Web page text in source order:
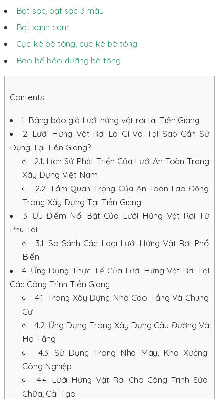
Bạt sọc, bạt sọc 3 màu
Bạt xanh cam
Cục kê bê tông, cục kê bê tông
Bao bố bảo dưỡng bê tông
Contents
1. Bảng báo giá Lưới hứng vật rơi tại Tiền Giang
2. Lưới Hứng Vật Rơi Là Gì Và Tại Sao Cần Sử
Dụng Tại Tiền Giang?
2.1. Lịch Sử Phát Triển Của Lưới An Toàn Trong
Xây Dựng Việt Nam
2.2. Tầm Quan Trọng Của An Toàn Lao Động
Trong Xây Dựng Tại Tiền Giang
3. Ưu Điểm Nổi Bật Của Lưới Hứng Vật Rơi Từ
Phú Tài
3.1. So Sánh Các Loại Lưới Hứng Vật Rơi Phổ
Biến
4. Ứng Dụng Thực Tế Của Lưới Hứng Vật Rơi Tại
Các Công Trình Tiền Giang
4.1. Trong Xây Dựng Nhà Cao Tầng Và Chung
Cư
4.2. Ứng Dụng Trong Xây Dựng Cầu Đường Và
Hạ Tầng
4.3. Sử Dụng Trong Nhà Máy, Kho Xưởng
Công Nghiệp
4.4. Lưới Hứng Vật Rơi Cho Công Trình Sửa
Chữa, Cải Tạo